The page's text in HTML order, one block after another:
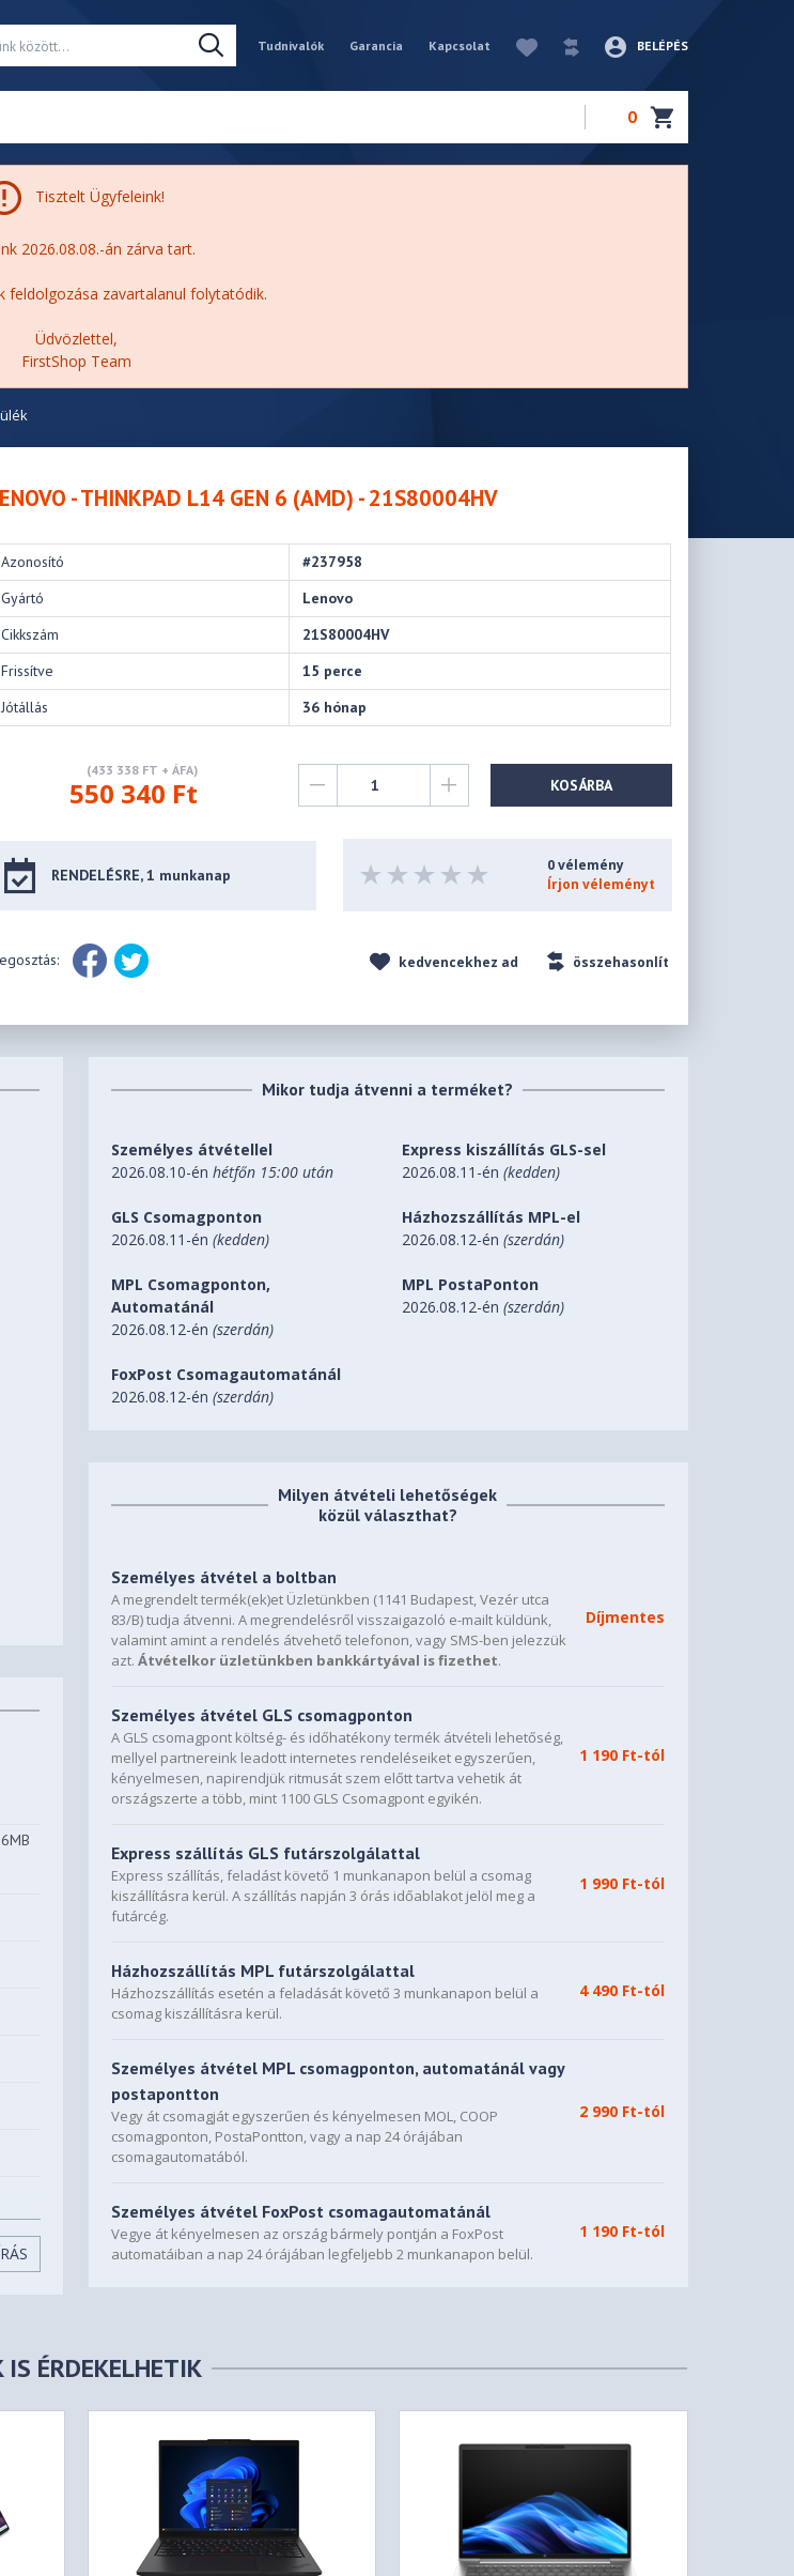
Tudnivalók Garancia Kapcsolat BELÉPÉS
0
Tisztelt Ügyfeleink!
2026.08.08.-án zárva tart.
feldolgozása zavartalanul folytatódik.
Üdvözlettel,
FirstShop Team
- THINKPAD L14 GEN 6 (AMD) - 21S80004HV
Azonosító
#237958
Gyártó
Lenovo
Cikkszám
21S80004HV
Frissítve
15 perce
Jótállás
36 hónap
(433 338 FT + ÁFA)
550 340 Ft KOSÁRBA
RENDELÉSRE, 1 munkanap
0 vélemény
Írjon véleményt
kedvencekhez ad összehasonlít
Mikor tudja átvenni a terméket?
Személyes átvétellel
2026.08.10-énhétfőn 15:00 után
Express kiszállítás GLS-sel
2026.08.11-én (kedden)
GLS Csomagponton
2026.08.11-én(kedden)
Házhozszállítás MPL-el
2026.08.12-én (szerdán)
MPL Csomagponton,
Automatánál
2026.08.12-én(szerdán)
MPL PostaPonton
2026.08.12-én (szerdán)
FoxPost Csomagautomatánál
2026.08.12-én(szerdán)
Milyen átvételi lehetőségek
közül választhat?
Személyes átvétel a boltban
A megrendelt termék(ek)et Üzletünkben (1141 Budapest, Vezér utca
83/B) tudja átvenni. A megrendelésről visszaigazoló e-mailt küldünk,
valamint amint a rendelés átvehető telefonon, vagy SMS-ben jelezzük
azt.Átvételkor üzletünkben bankkártyával is fizethet.
Díjmentes
Személyes átvétel GLS csomagponton
A GLS csomagpont költség- és időhatékony termék átvételi lehetőség,
mellyel partnereink leadott internetes rendeléseiket egyszerűen,
kényelmesen, napirendjük ritmusát szem előtt tartva vehetik át
országszerte a több, mint 1100 GLS Csomagpont egyikén.
1 190 Ft-tól
Express szállítás GLS futárszolgálattal
Express szállítás, feladást követő 1 munkanapon belül a csomag
kiszállításra kerül. A szállítás napján 3 órás időablakot jelöl meg a
futárcég.
1 990 Ft-tól
Házhozszállítás MPL futárszolgálattal
Házhozszállítás esetén a feladását követő 3 munkanapon belül a
csomag kiszállításra kerül.
4 490 Ft-tól
Személyes átvétel MPL csomagponton, automatánál vagy
postapontton
Vegy át csomagját egyszerűen és kényelmesen MOL, COOP
csomagponton, PostaPontton, vagy a nap 24 órájában
csomagautomatából.
2 990 Ft-tól
Személyes átvétel FoxPost csomagautomatánál
Vegye át kényelmesen az ország bármely pontján a FoxPost
automatáiban a nap 24 órájában legfeljebb 2 munkanapon belül.
1 190 Ft-tól
IS ÉRDEKELHETIK